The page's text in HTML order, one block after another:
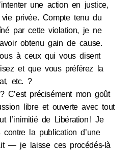
une action en justice,
privée. Compte tenu du
par cette violation, je ne
obtenu gain de cause.
à ceux qui vous disent
et que vous préférez la
etc. ?
C’est précisément mon goût
libre et ouverte avec tout
l’inimitié de Libération ! Je
la publication d’une
— je laisse ces procédés-là